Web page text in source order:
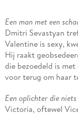
Een man met een
Dmitri Sevastyan
Valentine is sexy,
Hij raakt
die bezoedeld is
voor terug om haar
Een oplichter die
Victoria, oftewel